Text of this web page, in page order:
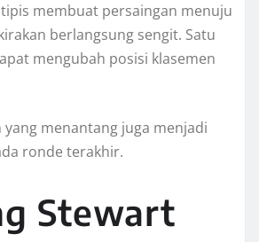
membuat persaingan menuju
berlangsung sengit. Satu
mengubah posisi klasemen
yang menantang juga menjadi
ronde terakhir.
Stewart